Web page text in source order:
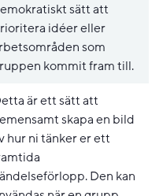
i nytt fönster.
sätt att
idéer eller
som
kommit fram till.
i nytt fönster.
är ett sätt att
skapa en bild
hur ni tänker er ett
Den kan